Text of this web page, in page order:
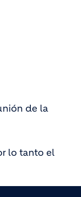
de la
lo tanto el